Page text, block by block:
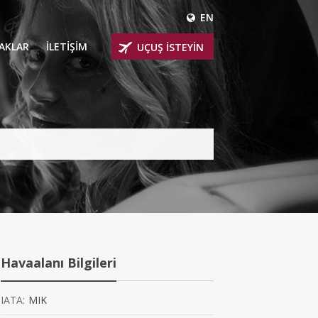
EN
UÇAKLAR
UÇAKLAR
İLETİŞİM UÇUŞ İSTEYİN
Havaalanı Bilgileri
IATA: MIK